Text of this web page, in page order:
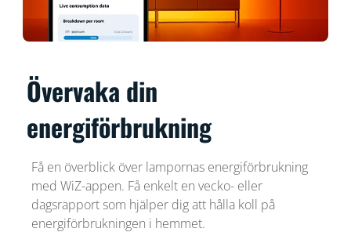
Övervaka din
energiförbrukning
Få en överblick över lampornas energiförbrukning
med WiZ-appen. Få enkelt en vecko- eller
dagsrapport som hjälper dig att hålla koll på
energiförbrukningen i hemmet.